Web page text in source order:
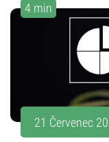
4 min
21 Červenec